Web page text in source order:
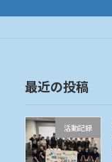
最近の投稿
活動記録